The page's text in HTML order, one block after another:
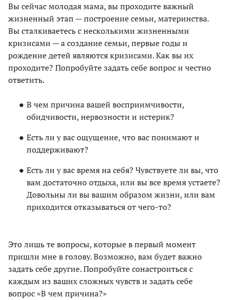
Вы сейчас молодая мама, вы проходите важный
жизненный этап — построение семьи, материнства.
Вы сталкиваетесь с несколькими жизненными
кризисами — а создание семьи, первые годы и
рождение детей являются кризисами. Как вы их
проходите? Попробуйте задать себе вопрос и честно
ответить.
В чем причина вашей восприимчивости,
обидчивости, нервозности и истерик?
Есть ли у вас ощущение, что вас понимают и
поддерживают?
Есть ли у вас время на себя? Чувствуете ли вы, что
вам достаточно отдыха, или вы все время устаете?
Довольны ли вы вашим образом жизни, или вам
приходится отказываться от чего-то?
Это лишь те вопросы, которые в первый момент
пришли мне в голову. Возможно, вам будет важно
задать себе другие. Попробуйте сонастроиться с
каждым из ваших сложных чувств и задать себе
вопрос «В чем причина?»